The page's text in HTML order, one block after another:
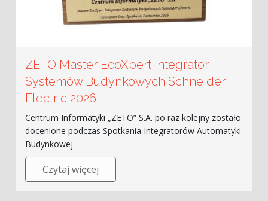
ZETO Master EcoXpert Integrator
Systemów Budynkowych Schneider
Electric 2026
Centrum Informatyki „ZETO” S.A. po raz kolejny zostało
docenione podczas Spotkania Integratorów Automatyki
Budynkowej.
Czytaj więcej